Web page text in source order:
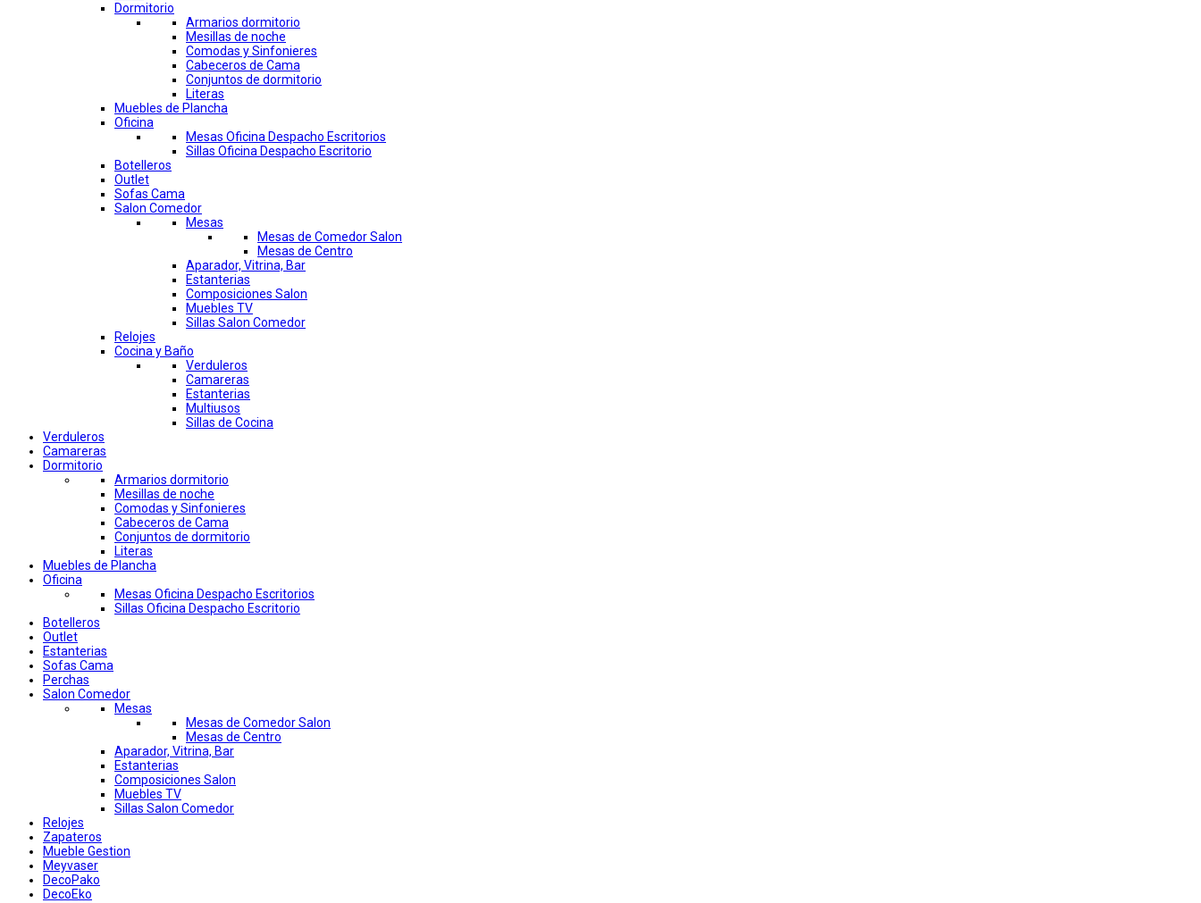
Dormitorio
Armarios dormitorio
Mesillas de noche
Comodas y Sinfonieres
Cabeceros de Cama
Conjuntos de dormitorio
Literas
Muebles de Plancha
Oficina
Mesas Oficina Despacho Escritorios
Sillas Oficina Despacho Escritorio
Botelleros
Outlet
Sofas Cama
Salon Comedor
Mesas
Mesas de Comedor Salon
Mesas de Centro
Aparador, Vitrina, Bar
Estanterias
Composiciones Salon
Muebles TV
Sillas Salon Comedor
Relojes
Cocina y Baño
Verduleros
Camareras
Estanterias
Multiusos
Sillas de Cocina
Verduleros
Camareras
Dormitorio
Armarios dormitorio
Mesillas de noche
Comodas y Sinfonieres
Cabeceros de Cama
Conjuntos de dormitorio
Literas
Muebles de Plancha
Oficina
Mesas Oficina Despacho Escritorios
Sillas Oficina Despacho Escritorio
Botelleros
Outlet
Estanterias
Sofas Cama
Perchas
Salon Comedor
Mesas
Mesas de Comedor Salon
Mesas de Centro
Aparador, Vitrina, Bar
Estanterias
Composiciones Salon
Muebles TV
Sillas Salon Comedor
Relojes
Zapateros
Mueble Gestion
Meyvaser
DecoPako
DecoEko